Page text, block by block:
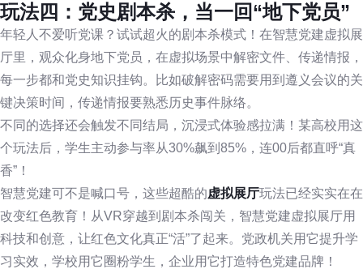
玩法四：党史剧本杀，当一回“地下党员”
年轻人不爱听党课？试试超火的剧本杀模式！在智慧党建虚拟展
厅里，观众化身地下党员，在虚拟场景中解密文件、传递情报，
每一步都和党史知识挂钩。比如破解密码需要用到遵义会议的关
键决策时间，传递情报要熟悉历史事件脉络。
不同的选择还会触发不同结局，沉浸式体验感拉满！某高校用这
个玩法后，学生主动参与率从30%飙到85%，连00后都直呼“真
香”！
智慧党建可不是喊口号，这些超酷的虚拟展厅玩法已经实实在在
改变红色教育！从VR穿越到剧本杀闯关，智慧党建虚拟展厅用
科技和创意，让红色文化真正“活”了起来。党政机关用它提升学
习实效，学校用它圈粉学生，企业用它打造特色党建品牌！